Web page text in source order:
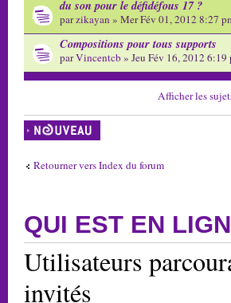
du son pour le défidéfous 17 ?
parzikayan » Mer Fév 01, 2012 8:27
Compositions pour tous supports
parVincentcb » Jeu Fév 16, 2012 6:19
Afficher les
Écrire un nouveau
sujet
Retourner vers Index du forum
QUI EST EN
Utilisateurs
invités